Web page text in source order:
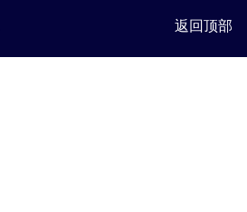
返回顶部